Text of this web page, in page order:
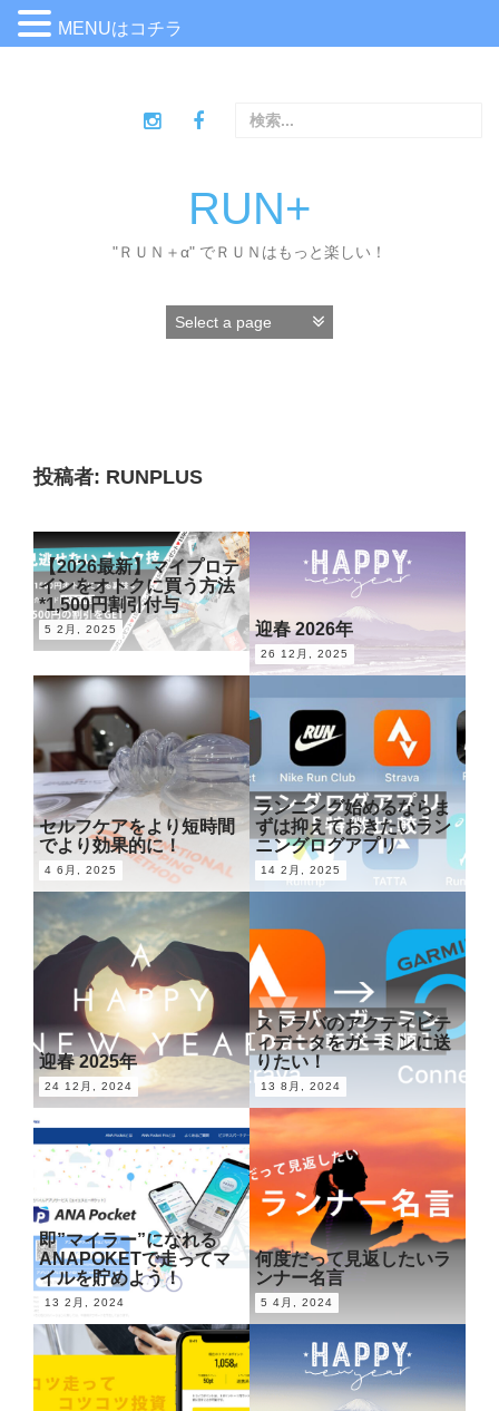
検
RUN+
"ＲＵＮ＋α" でＲＵＮはもっと楽しい！
投稿者: RUNPLUS
【2026最新】マイプロテ
インをオトクに買う方法
*1,500円割引付与
5 2月, 2025 迎春 2026年
26 12月, 2025
セルフケアをより短時間
でより効果的に！
4 6月, 2025
ランニング始めるならま
ずは抑えておきたいラン
ニングログアプリ
14 2月, 2025
迎春 2025年
24 12月, 2024
ストラバのアクティビテ
ィデータをガーミンに送
りたい！
13 8月, 2024
即”マイラー”になれる
ANAPOKETで走ってマ
イルを貯めよう！
13 2月, 2024
何度だって見返したいラ
ンナー名言
5 4月, 2024
MENUはコチラ